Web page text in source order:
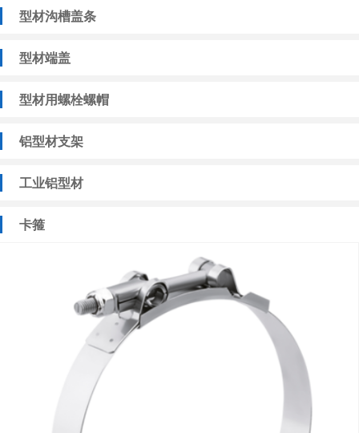
型材沟槽盖条
型材端盖
型材用螺栓螺帽
铝型材支架
工业铝型材
卡箍